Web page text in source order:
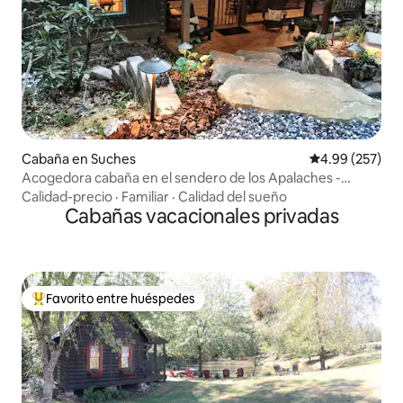
Cabaña en Suches Calificación
4.99 (257)
Acogedora cabaña en el sendero de los Apalaches -
Suches - Woody Gap
Calidad-precio · Familiar · Calidad del sueño
Cabañas vacacionales privadas
Favorito entre huéspedes preferido
Favorito entre huéspedes